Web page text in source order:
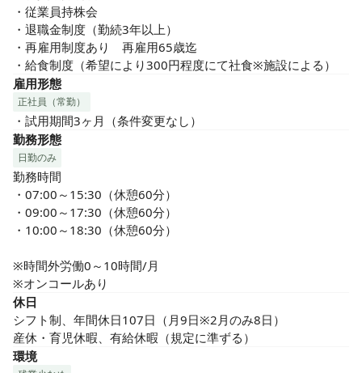
・従業員持株会
・退職金制度（勤続3年以上）
・再雇用制度あり　再雇用65歳迄
・給食制度（希望により300円程度にて社食※施設による）
雇用形態
正社員（常勤）
・試用期間3ヶ月（条件変更なし）
勤務形態
日勤のみ
勤務時間
・07:00～15:30（休憩60分）
・09:00～17:30（休憩60分）
・10:00～18:30（休憩60分）
※時間外労働0～10時間/月
※オンコールあり
休日
シフト制、年間休日107日（月9日※2月のみ8日）
産休・育児休暇、有給休暇（規定に準ずる）
環境